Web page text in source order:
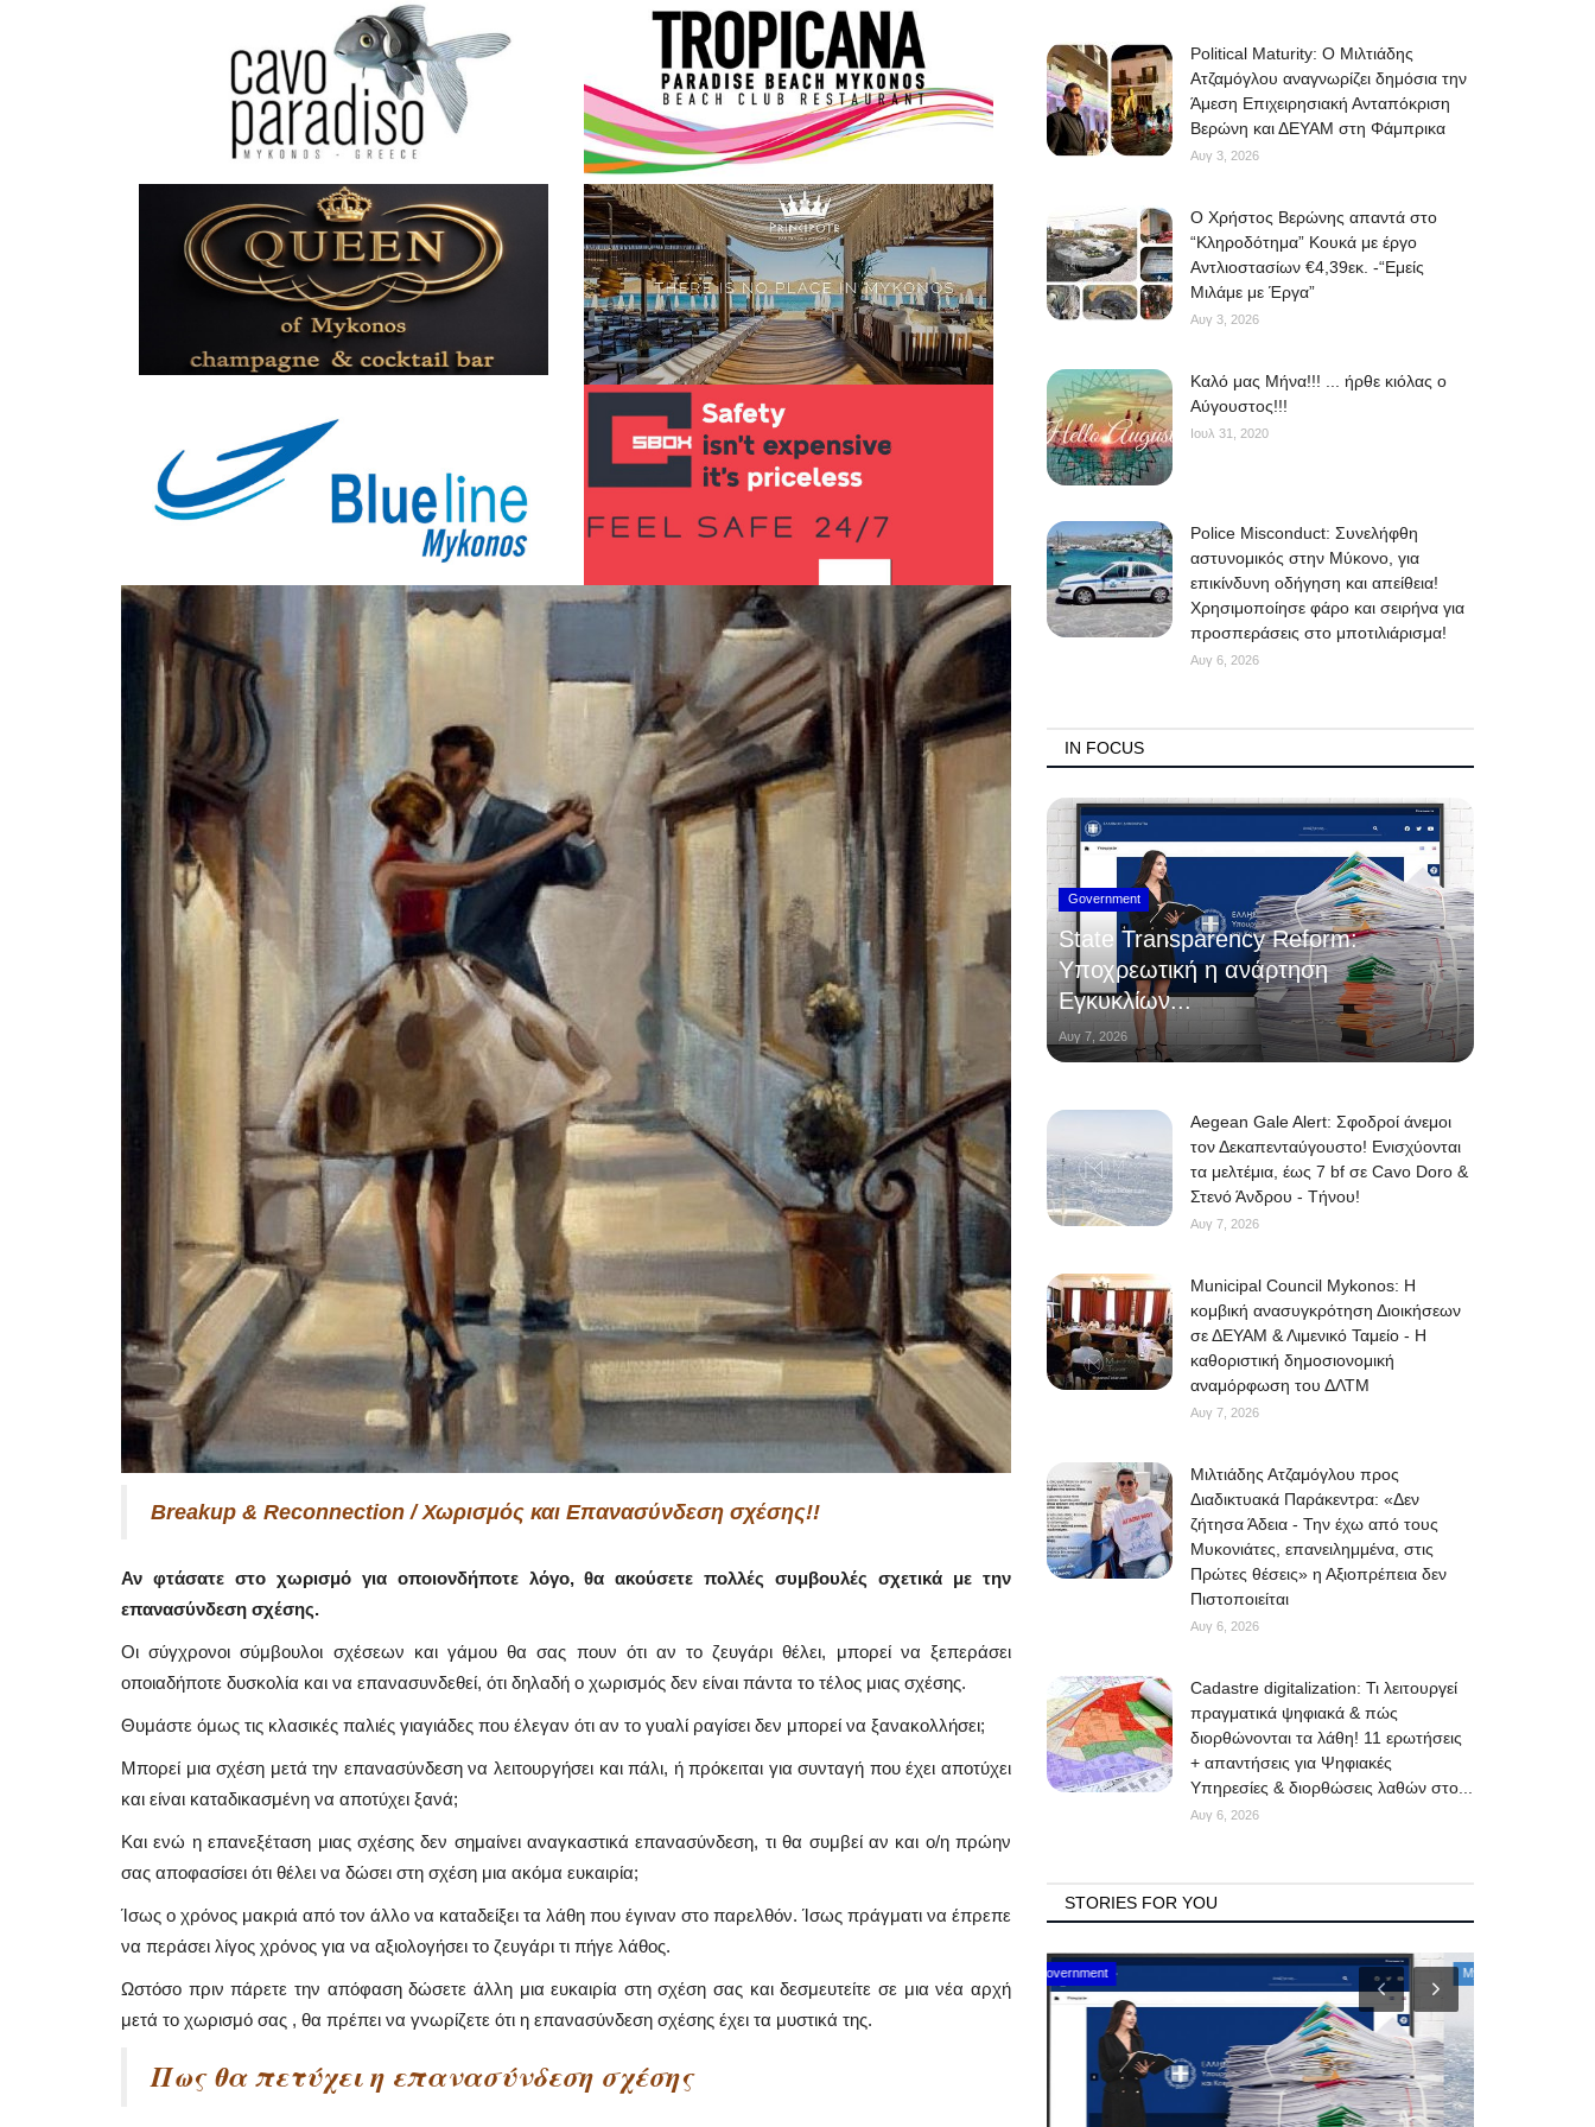
Breakup & Reconnection / Χωρισμός και Επανασύνδεση σχέσης!!
Αν φτάσατε στο χωρισμό για οποιονδήποτε λόγο, θα ακούσετε πολλές συμβουλές σχετικά με την
επανασύνδεση σχέσης.
Οι σύγχρονοι σύμβουλοι σχέσεων και γάμου θα σας πουν ότι αν το ζευγάρι θέλει, μπορεί να ξεπεράσει
οποιαδήποτε δυσκολία και να επανασυνδεθεί, ότι δηλαδή ο χωρισμός δεν είναι πάντα το τέλος μιας σχέσης.
Θυμάστε όμως τις κλασικές παλιές γιαγιάδες που έλεγαν ότι αν το γυαλί ραγίσει δεν μπορεί να ξανακολλήσει;
Μπορεί μια σχέση μετά την επανασύνδεση να λειτουργήσει και πάλι, ή πρόκειται για συνταγή που έχει αποτύχει
και είναι καταδικασμένη να αποτύχει ξανά;
Και ενώ η επανεξέταση μιας σχέσης δεν σημαίνει αναγκαστικά επανασύνδεση, τι θα συμβεί αν και ο/η πρώην
σας αποφασίσει ότι θέλει να δώσει στη σχέση μια ακόμα ευκαιρία;
Ίσως ο χρόνος μακριά από τον άλλο να καταδείξει τα λάθη που έγιναν στο παρελθόν. Ίσως πράγματι να έπρεπε
να περάσει λίγος χρόνος για να αξιολογήσει το ζευγάρι τι πήγε λάθος.
Ωστόσο πριν πάρετε την απόφαση δώσετε άλλη μια ευκαιρία στη σχέση σας και δεσμευτείτε σε μια νέα αρχή
μετά το χωρισμό σας , θα πρέπει να γνωρίζετε ότι η επανασύνδεση σχέσης έχει τα μυστικά της.
Πως θα πετύχει η επανασύνδεση σχέσης
Political Maturity: Ο Μιλτιάδης
Ατζαμόγλου αναγνωρίζει δημόσια την
Άμεση Επιχειρησιακή Ανταπόκριση
Βερώνη και ΔΕΥΑΜ στη Φάμπρικα
Αυγ 3, 2026
O Χρήστος Βερώνης απαντά στο
“Κληροδότημα” Κουκά με έργο
Αντλιοστασίων €4,39εκ. -“Εμείς
Μιλάμε με Έργα”
Αυγ 3, 2026
Kαλό μας Μήνα!!! ... ήρθε κιόλας ο
Αύγουστος!!!
Ιουλ 31, 2020
Police Misconduct: Συνελήφθη
αστυνομικός στην Μύκονο, για
επικίνδυνη οδήγηση και απείθεια!
Χρησιμοποίησε φάρο και σειρήνα για
προσπεράσεις στο μποτιλιάρισμα!
Αυγ 6, 2026
IN FOCUS
Government
State Transparency Reform:
Υποχρεωτική η ανάρτηση
Εγκυκλίων...
Αυγ 7, 2026
Aegean Gale Alert: Σφοδροί άνεμοι
τον Δεκαπενταύγουστο! Ενισχύονται
τα μελτέμια, έως 7 bf σε Cavo Doro &
Στενό Άνδρου - Τήνου!
Αυγ 7, 2026
Municipal Council Mykonos: Η
κομβική ανασυγκρότηση Διοικήσεων
σε ΔΕΥΑΜ & Λιμενικό Ταμείο - Η
καθοριστική δημοσιονομική
αναμόρφωση του ΔΛΤΜ
Αυγ 7, 2026
Μιλτιάδης Ατζαμόγλου προς
Διαδικτυακά Παράκεντρα: «Δεν
ζήτησα Άδεια - Την έχω από τους
Μυκονιάτες, επανειλημμένα, στις
Πρώτες θέσεις» η Αξιοπρέπεια δεν
Πιστοποιείται
Αυγ 6, 2026
Cadastre digitalization: Τι λειτουργεί
πραγματικά ψηφιακά & πώς
διορθώνονται τα λάθη! 11 ερωτήσεις
+ απαντήσεις για Ψηφιακές
Υπηρεσίες & διορθώσεις λαθών στο...
Αυγ 6, 2026
STORIES FOR YOU
Mykonos Events